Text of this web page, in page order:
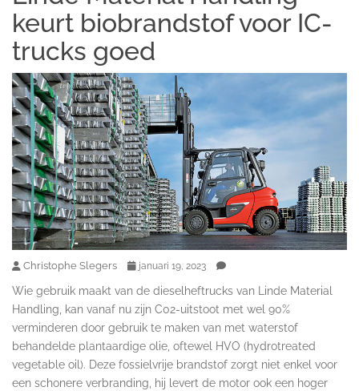
keurt biobrandstof voor IC-
trucks goed
Christophe Slegers januari 19, 2023
Wie gebruik maakt van de dieselheftrucks van Linde Material
Handling, kan vanaf nu zijn C02-uitstoot met wel 90%
verminderen door gebruik te maken van met waterstof
behandelde plantaardige olie, oftewel HVO (hydrotreated
vegetable oil). Deze fossielvrije brandstof zorgt niet enkel voor
een schonere verbranding, hij levert de motor ook een hoger